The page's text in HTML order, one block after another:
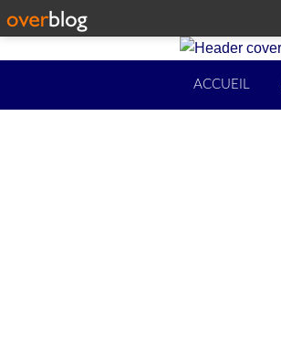
ACCUEIL